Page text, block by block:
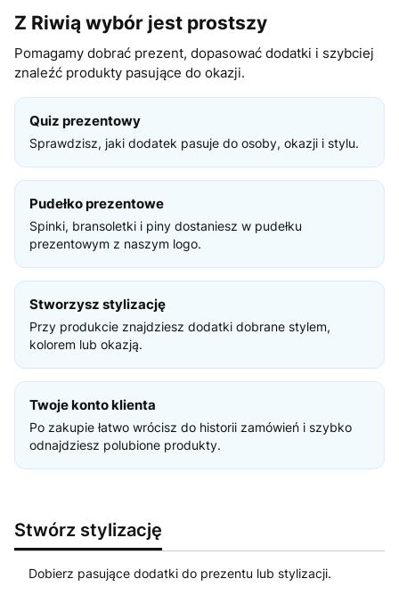
Z Riwią wybór jest prostszy
Pomagamy dobrać prezent, dopasować dodatki i szybciej
znaleźć produkty pasujące do okazji.
Quiz prezentowy
Sprawdzisz, jaki dodatek pasuje do osoby, okazji i stylu.
Pudełko prezentowe
Spinki, bransoletki i piny dostaniesz w pudełku
prezentowym z naszym logo.
Stworzysz stylizację
Przy produkcie znajdziesz dodatki dobrane stylem,
kolorem lub okazją.
Twoje konto klienta
Po zakupie łatwo wrócisz do historii zamówień i szybko
odnajdziesz polubione produkty.
Stwórz stylizację
Dobierz pasujące dodatki do prezentu lub stylizacji.